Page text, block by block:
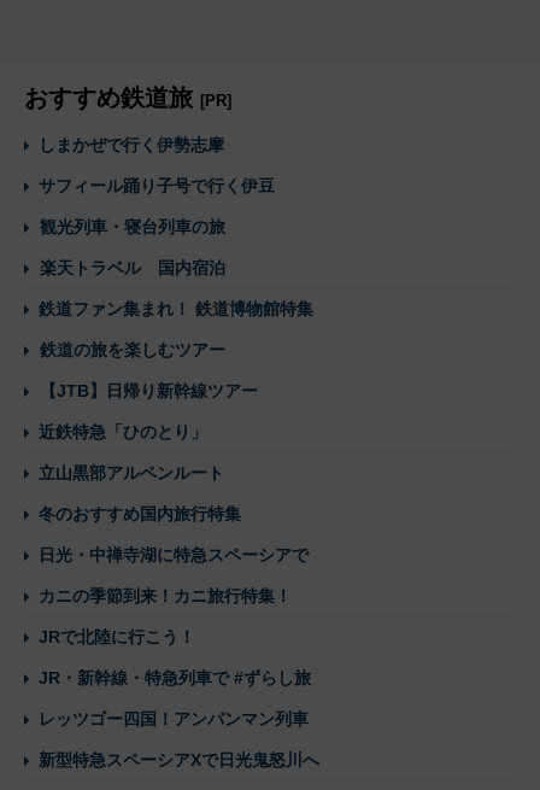
おすすめ鉄道旅 [PR]
しまかぜで行く伊勢志摩
サフィール踊り子号で行く伊豆
観光列車・寝台列車の旅
楽天トラベル 国内宿泊
鉄道ファン集まれ！ 鉄道博物館特集
鉄道の旅を楽しむツアー
【JTB】日帰り新幹線ツアー
近鉄特急「ひのとり」
立山黒部アルペンルート
冬のおすすめ国内旅行特集
日光・中禅寺湖に特急スペーシアで
カニの季節到来！カニ旅行特集！
JRで北陸に行こう！
JR・新幹線・特急列車で #ずらし旅
レッツゴー四国！アンパンマン列車
新型特急スペーシアXで日光鬼怒川へ